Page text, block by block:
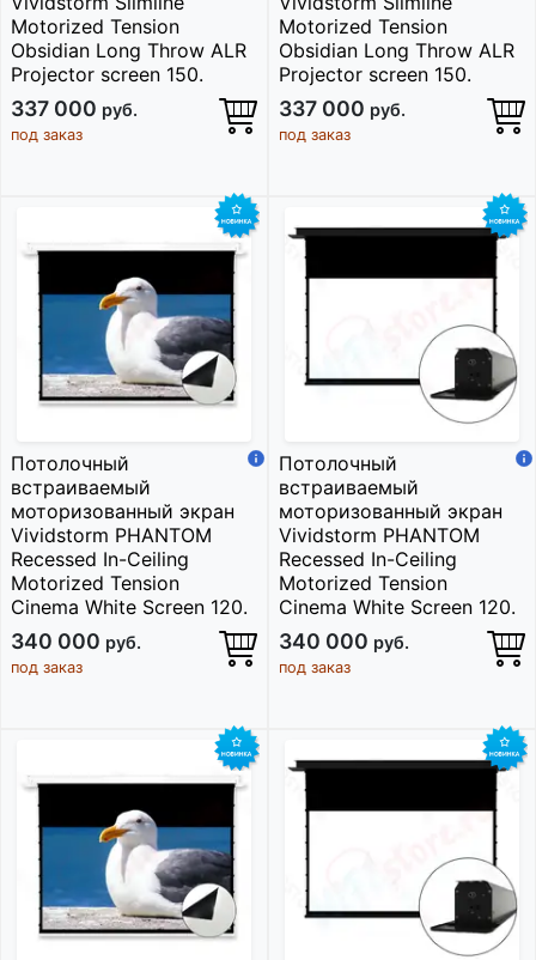
Motorized Tension
Obsidian Long Throw ALR
Projector screen 150.
337 000 руб.
под заказ
Motorized Tension
Obsidian Long Throw ALR
Projector screen 150.
337 000 руб.
под заказ
Потолочный
встраиваемый
моторизованный экран
Vividstorm PHANTOM
Recessed In-Ceiling
Motorized Tension
Cinema White Screen 120.
340 000 руб.
под заказ
Потолочный
встраиваемый
моторизованный экран
Vividstorm PHANTOM
Recessed In-Ceiling
Motorized Tension
Cinema White Screen 120.
340 000 руб.
под заказ